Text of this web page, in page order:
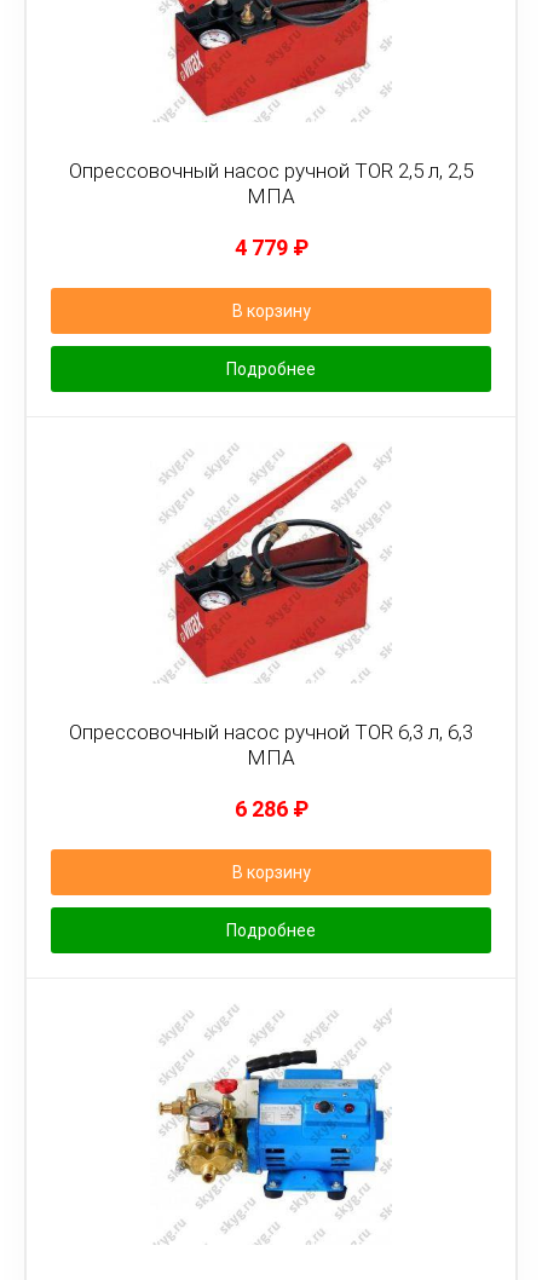
Опрессовочный насос ручной TOR 2,5 л, 2,5
МПА
4 779 ₽
В корзину
Подробнее
Опрессовочный насос ручной TOR 6,3 л, 6,3
МПА
6 286 ₽
В корзину
Подробнее